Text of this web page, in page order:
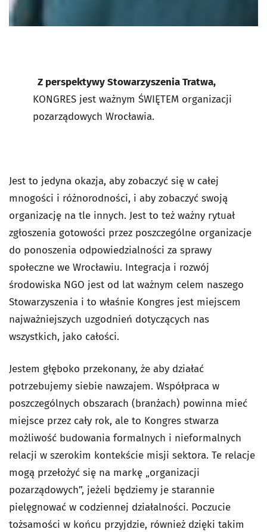
Z perspektywy Stowarzyszenia Tratwa,
KONGRES jest ważnym ŚWIĘTEM organizacji
pozarządowych Wrocławia.
Jest to jedyna okazja, aby zobaczyć się w całej
mnogości i różnorodności, i aby zobaczyć swoją
organizację na tle innych. Jest to też ważny rytuał
zgłoszenia gotowości przez poszczególne organizacje
do ponoszenia odpowiedzialności za sprawy
społeczne we Wrocławiu. Integracja i rozwój
środowiska NGO jest od lat ważnym celem naszego
Stowarzyszenia i to właśnie Kongres jest miejscem
najważniejszych uzgodnień dotyczących nas
wszystkich, jako całości.
Jestem głęboko przekonany, że aby działać
potrzebujemy siebie nawzajem. Współpraca w
poszczególnych obszarach (branżach) powinna mieć
miejsce przez cały rok, ale to Kongres stwarza
możliwość budowania formalnych i nieformalnych
relacji w szerokim kontekście misji sektora. Te relacje
mogą przełożyć się na markę „organizacji
pozarządowych”, jeżeli będziemy je starannie
pielęgnować w codziennej działalności. Poczucie
tożsamości w końcu przyjdzie, również dzięki takim